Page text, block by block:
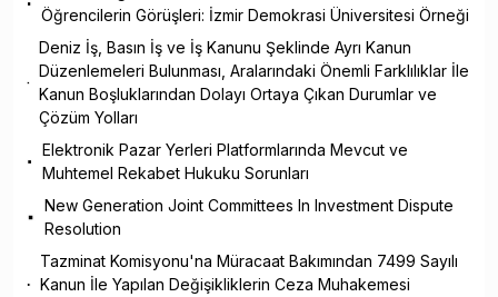
Öğrencilerin Görüşleri: İzmir Demokrasi Üniversitesi Örneği
Deniz İş, Basın İş ve İş Kanunu Şeklinde Ayrı Kanun
Düzenlemeleri Bulunması, Aralarındaki Önemli Farklılıklar İle
Kanun Boşluklarından Dolayı Ortaya Çıkan Durumlar ve
Çözüm Yolları
Elektronik Pazar Yerleri Platformlarında Mevcut ve
Muhtemel Rekabet Hukuku Sorunları
New Generation Joint Committees In Investment Dispute
Resolution
Tazminat Komisyonu'na Müracaat Bakımından 7499 Sayılı
Kanun İle Yapılan Değişikliklerin Ceza Muhakemesi